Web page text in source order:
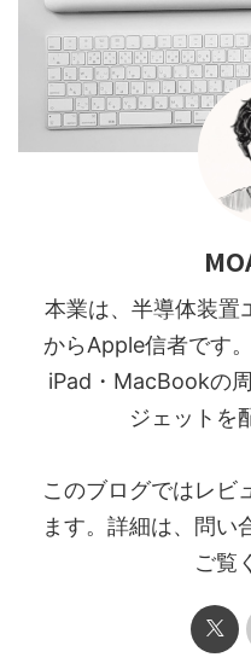
本業は、半導体装置
からApple信者です
iPad・MacBookの
ジェットを
このブログではレビ
ます。詳細は、問い
ご覧